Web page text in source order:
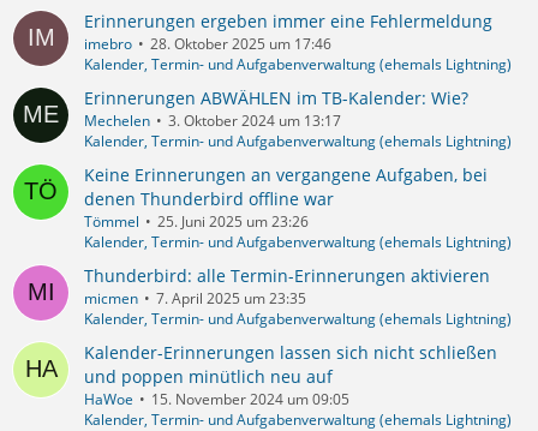
Erinnerungen ergeben immer eine Fehlermeldung
imebro
28. Oktober 2025 um 17:46
Kalender, Termin- und Aufgabenverwaltung (ehemals Lightning)
Erinnerungen ABWÄHLEN im TB-Kalender: Wie?
Mechelen
3. Oktober 2024 um 13:17
Kalender, Termin- und Aufgabenverwaltung (ehemals Lightning)
Keine Erinnerungen an vergangene Aufgaben, bei
denen Thunderbird offline war
Tömmel
25. Juni 2025 um 23:26
Kalender, Termin- und Aufgabenverwaltung (ehemals Lightning)
Thunderbird: alle Termin-Erinnerungen aktivieren
micmen
7. April 2025 um 23:35
Kalender, Termin- und Aufgabenverwaltung (ehemals Lightning)
Kalender-Erinnerungen lassen sich nicht schließen
und poppen minütlich neu auf
HaWoe
15. November 2024 um 09:05
Kalender, Termin- und Aufgabenverwaltung (ehemals Lightning)